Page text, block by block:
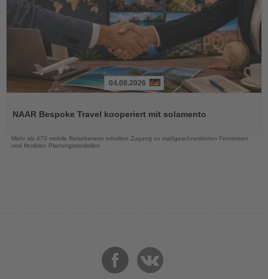
die
04.08.2026
NAAR Bespoke Travel kooperiert mit solamento
Mehr als 470 mobile Reiseberater erhalten Zugang zu maßgeschneiderten Fernreisen
und flexiblen Planungsmodellen